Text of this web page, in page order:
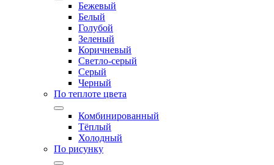
Бежевый
Белый
Голубой
Зеленый
Коричневый
Светло-серый
Серый
Черный
По теплоте цвета
Комбинированный
Тёплый
Холодный
По рисунку